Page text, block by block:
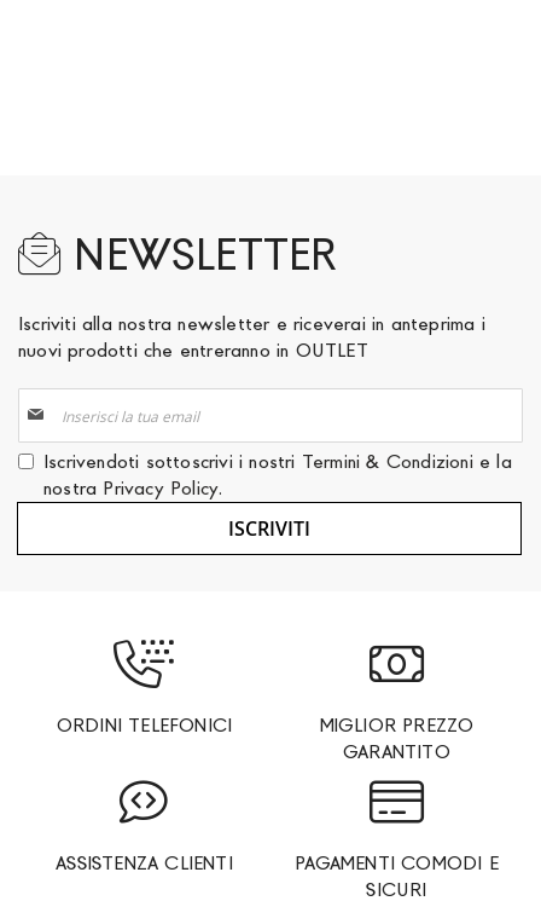
NEWSLETTER
Iscriviti alla nostra newsletter e riceverai in anteprima i
nuovi prodotti che entreranno in OUTLET
alla
nostra
Newsletter:
Iscrivendoti sottoscrivi i nostri Termini & Condizioni e la
nostra Privacy Policy.
ISCRIVITI
ORDINI TELEFONICI
MIGLIOR PREZZO
GARANTITO
ASSISTENZA CLIENTI
PAGAMENTI COMODI E
SICURI